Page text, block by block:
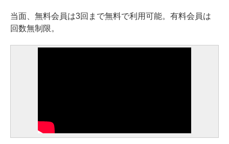
当面、無料会員は3回まで無料で利用可能。有料会員は
回数無制限。